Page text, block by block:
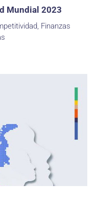
Mundial 2023
Finanzas